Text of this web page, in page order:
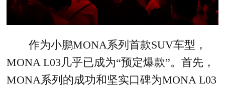
作为小鹏MONA系列首款SUV车型，
MONA L03几乎已成为“预定爆款”。首先，
MONA系列的成功和坚实口碑为MONA L03